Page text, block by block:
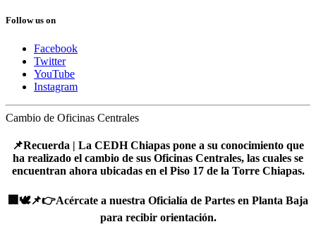
Follow us on
Facebook
Twitter
YouTube
Instagram
Cambio de Oficinas Centrales
📌Recuerda | La CEDH Chiapas pone a su conocimiento que
ha realizado el cambio de sus Oficinas Centrales, las cuales se
encuentran ahora ubicadas en el Piso 17 de la Torre Chiapas.
🏢🕊️📌👉Acércate a nuestra Oficialía de Partes en Planta Baja
para recibir orientación.